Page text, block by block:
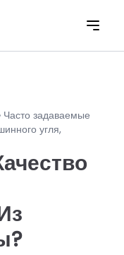
Часто задаваемые
угля,